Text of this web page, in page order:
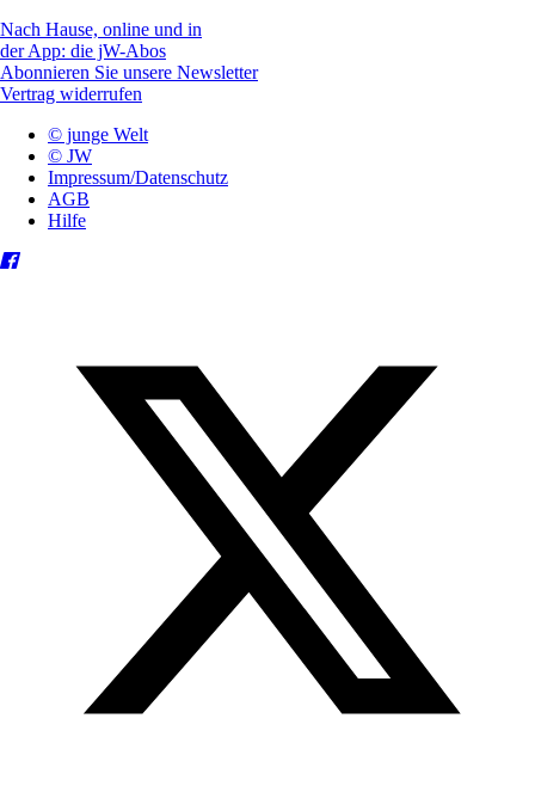
Nach Hause, online und in
der App: die jW-Abos
Abonnieren Sie unsere Newsletter
Vertrag widerrufen
© junge Welt
© JW
Impressum/Datenschutz
AGB
Hilfe